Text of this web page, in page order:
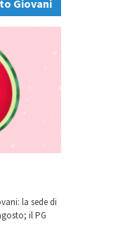
Giovani
la sede di
il PG